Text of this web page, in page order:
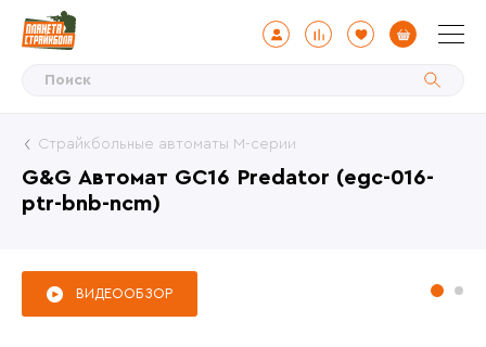
G&G Автомат GC16 Predator (egc-016-
ptr-bnb-ncm)
Страйкбольные автоматы М-серии
ВИДЕООБЗОР